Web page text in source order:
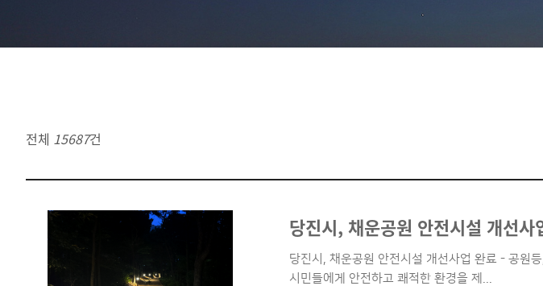
전체 15687건
당진시, 채운공원 안전시설 개선사
당진시, 채운공원 안전시설 개선사업 완료 - 공원
시민들에게 안전하고 쾌적한 환경을 제...